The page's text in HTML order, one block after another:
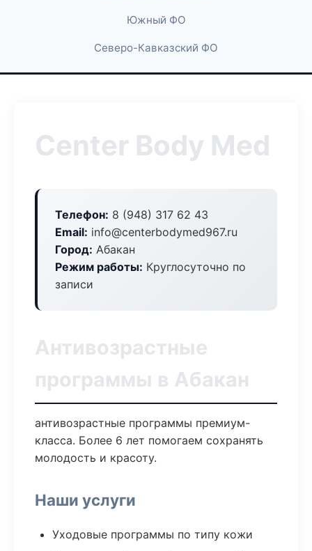
Южный ФО
Северо-Кавказский ФО
Center Body Med
Телефон: 8 (948) 317 62 43
Email: info@centerbodymed967.ru
Город: Абакан
Режим работы: Круглосуточно по
записи
Антивозрастные
программы в Абакан
антивозрастные программы премиум-
класса. Более 6 лет помогаем сохранять
молодость и красоту.
Наши услуги
Уходовые программы по типу кожи